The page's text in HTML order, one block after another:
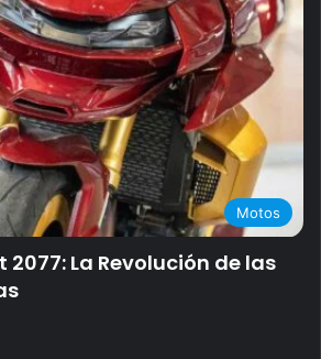
Motos
La Revolución de las